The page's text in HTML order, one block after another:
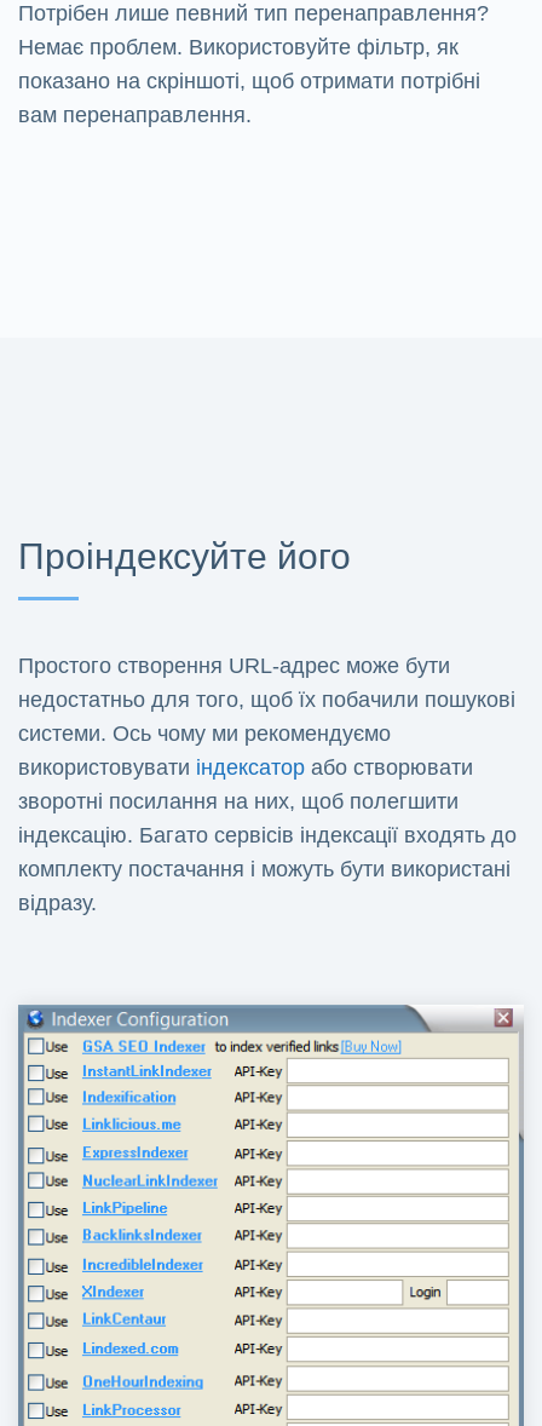
Потрібен лише певний тип перенаправлення?
Немає проблем. Використовуйте фільтр, як
показано на скріншоті, щоб отримати потрібні
вам перенаправлення.
Проіндексуйте його
Простого створення URL-адрес може бути
недостатньо для того, щоб їх побачили пошукові
системи. Ось чому ми рекомендуємо
використовувати індексатор або створювати
зворотні посилання на них, щоб полегшити
індексацію. Багато сервісів індексації входять до
комплекту постачання і можуть бути використані
відразу.